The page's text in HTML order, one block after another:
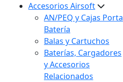
Accesorios Airsoft
AN/PEQ y Cajas Porta
Batería
Balas y Cartuchos
Baterías, Cargadores
y Accesorios
Relacionados